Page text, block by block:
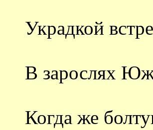
Украдкой
В зарослях
Когда же